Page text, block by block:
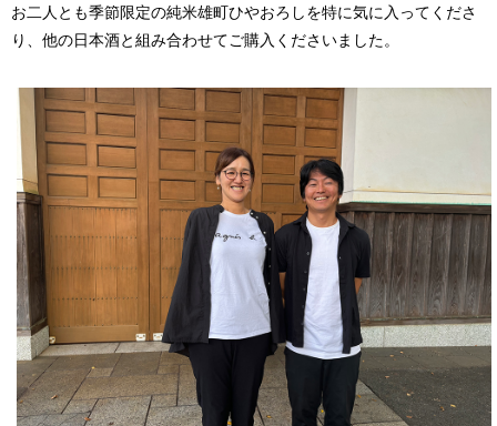
お二人とも季節限定の純米雄町ひやおろしを特に気に入ってくださ
り、他の日本酒と組み合わせてご購入くださいました。